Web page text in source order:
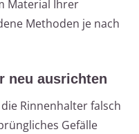
Material Ihrer
Methoden je nach
neu ausrichten
Rinnenhalter falsch
Gefälle